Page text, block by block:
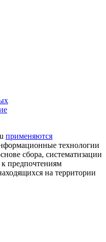
применяются
технологии
сбора, систематизации
предпочтениям
на территории